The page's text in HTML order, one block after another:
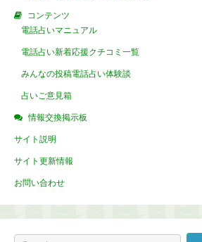
コンテンツ
電話占いマニュアル
電話占い新着応援クチコミ一覧
みんなの投稿電話占い体験談
占いご意見箱
情報交換掲示板
サイト説明
サイト更新情報
お問い合わせ